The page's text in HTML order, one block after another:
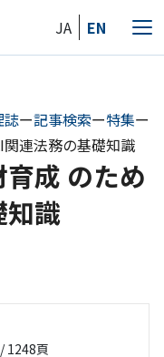
JA EN
メ
ー
誌ー記事検索ー特集ー
連法務の基礎知識
成 のため
知識
1248頁